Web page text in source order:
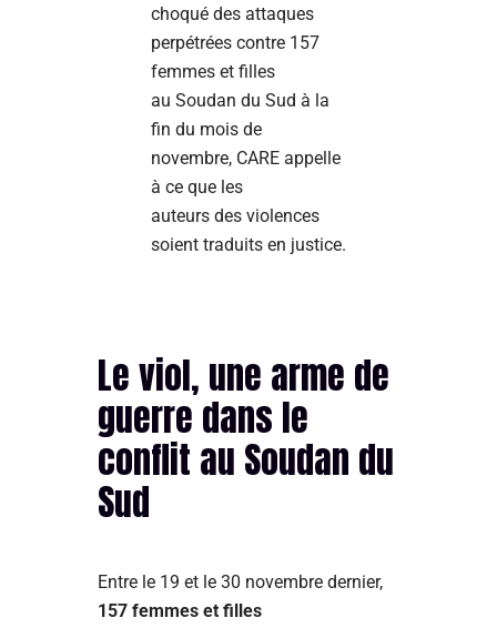
choqué des attaques
perpétrées contre 157
femmes et filles
au Soudan du Sud à la
fin du mois de
novembre, CARE appelle
à ce que les
auteurs des violences
soient traduits en justice.
Le viol, une arme de
guerre dans le
conflit au Soudan du
Sud
Entre le 19 et le 30 novembre dernier,
157 femmes et filles